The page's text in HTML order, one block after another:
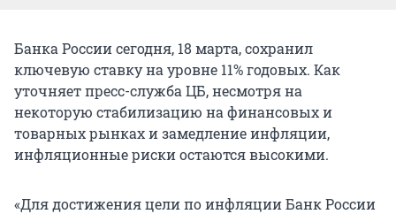
Банка России сегодня, 18 марта, сохранил
ключевую ставку на уровне 11% годовых. Как
уточняет пресс-служба ЦБ, несмотря на
некоторую стабилизацию на финансовых и
товарных рынках и замедление инфляции,
инфляционные риски остаются высокими.
«Для достижения цели по инфляции Банк России